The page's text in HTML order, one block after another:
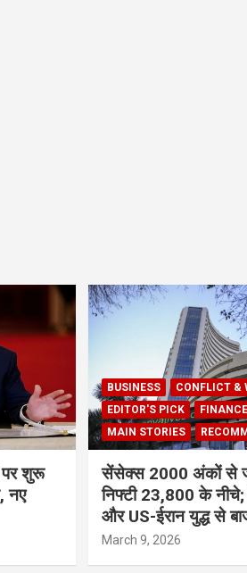
पर शुरू
नए
BUSINESS
CONFLICT &
EDITOR'S PICK
FINANCE
MAIN STORIES
सेंसेक्स 2000 अंकों से
निफ्टी 23,800 के
और US-ईरान युद्ध से
March 9, 2026